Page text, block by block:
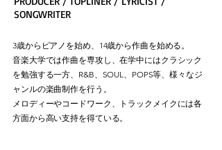
SONGWRITER
3歳からピアノを始め、14歳から作曲を始める。
音楽大学では作曲を専攻し、在学中にはクラシック
を勉強する一方、R&B、SOUL、POPS等、様々なジ
ャンルの楽曲制作を行う。
メロディーやコードワーク、トラックメイクには各
方面から高い支持を得ている。